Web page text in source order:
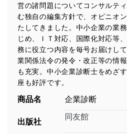
営の諸問題についてコンサルテ
む独自の編集方針で、オピニオ
たしてきました。中小企業の業
じめ、ＩＴ対応、国際化対応等
務に役立つ内容を毎号お届けし
業関係法令の発令・改正等の情
も充実。中小企業診断士をめざ
座も好評です。
商品名 企業診断
出版社
同友館